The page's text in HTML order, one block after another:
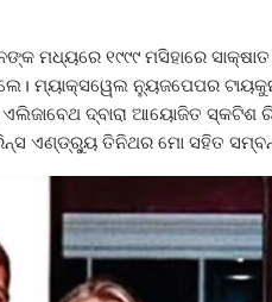
ମଧ୍ୟରେ ୧୯୯୯ ମସିହାରେ
ମ୍ୟାକ୍ସୱେଲ ନ୍ୟୁଜପେପର
ଦ୍ବାରା ଆୟୋଜିତ ସ୍କଟିଶ
ଏଣ୍ଡ୍ର୍ୟୁ ତିନିଥର ମୋ ସହିତ